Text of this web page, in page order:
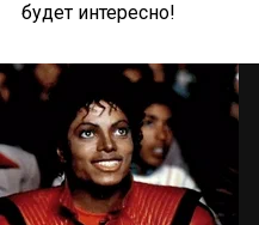
будет интересно!